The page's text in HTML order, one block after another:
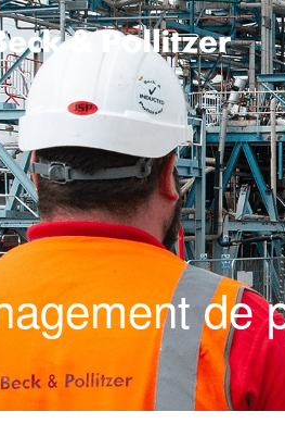
de